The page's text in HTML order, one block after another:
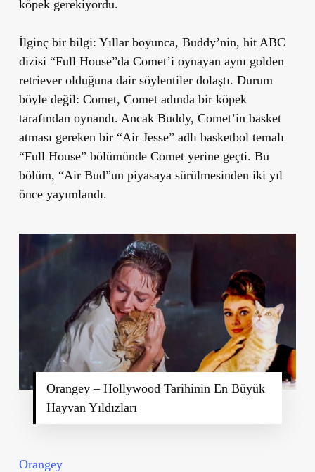
köpek gerekiyordu.
İlginç bir bilgi: Yıllar boyunca, Buddy’nin, hit ABC
dizisi “Full House”da Comet’i oynayan aynı golden
retriever olduğuna dair söylentiler dolaştı. Durum
böyle değil: Comet, Comet adında bir köpek
tarafından oynandı. Ancak Buddy, Comet’in basket
atması gereken bir “Air Jesse” adlı basketbol temalı
“Full House” bölümünde Comet yerine geçti. Bu
bölüm, “Air Bud”un piyasaya sürülmesinden iki yıl
önce yayımlandı.
Orangey – Hollywood Tarihinin En Büyük
Hayvan Yıldızları
Orangey